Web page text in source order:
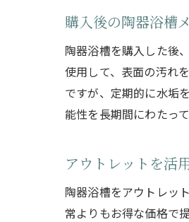
購入後の陶器浴槽
陶器浴槽を購入した後
使用して、表面の汚れ
ですが、定期的に水垢
能性を長期間にわたっ
アウトレットを活
陶器浴槽をアウトレッ
常よりもお得な価格で